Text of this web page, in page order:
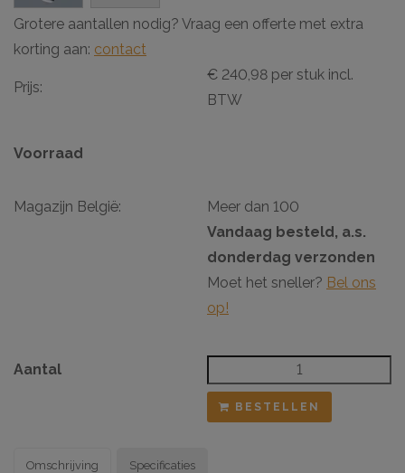
Grotere aantallen nodig? Vraag een offerte met extra
korting aan: contact
Prijs:
€ 240,98 per stuk incl.
BTW
Voorraad
Magazijn België:
Meer dan 100
Vandaag besteld, a.s.
donderdag verzonden
Moet het sneller? Bel ons
op!
Aantal
BESTELLEN
Omschrijving Specificaties